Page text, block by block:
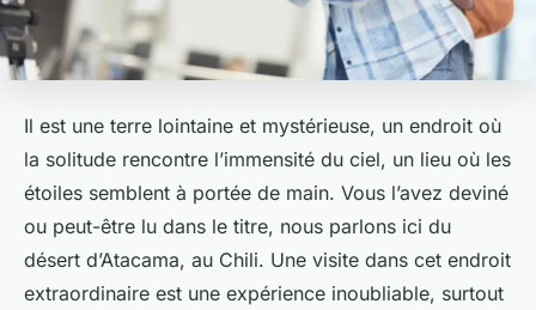
Il est une terre lointaine et mystérieuse, un endroit où
la solitude rencontre l’immensité du ciel, un lieu où les
étoiles semblent à portée de main. Vous l’avez deviné
ou peut-être lu dans le titre, nous parlons ici du
désert d’Atacama, au Chili. Une visite dans cet endroit
extraordinaire est une expérience inoubliable, surtout